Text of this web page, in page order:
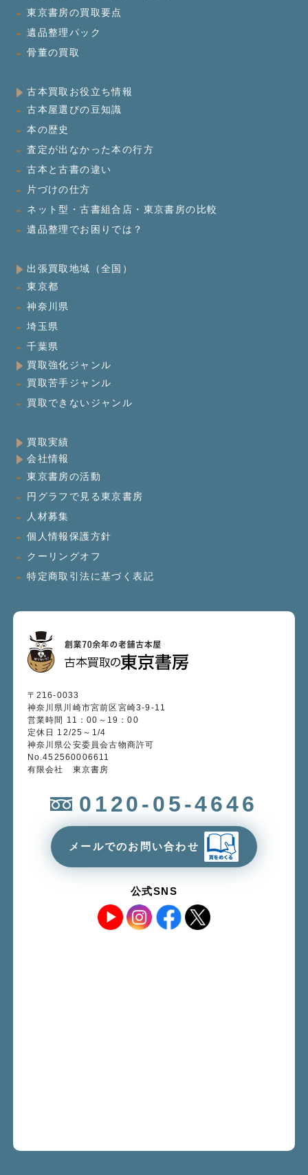
東京書房の買取要点
遺品整理パック
骨董の買取
古本買取お役立ち情報
古本屋選びの豆知識
本の歴史
査定が出なかった本の行方
古本と古書の違い
片づけの仕方
ネット型・古書組合店・東京書房の比較
遺品整理でお困りでは？
出張買取地域（全国）
東京都
神奈川県
埼玉県
千葉県
買取強化ジャンル
買取苦手ジャンル
買取できないジャンル
買取実績
会社情報
東京書房の活動
円グラフで見る東京書房
人材募集
個人情報保護方針
クーリングオフ
特定商取引法に基づく表記
〒216-0033
神奈川県川崎市宮前区宮崎3-9-11
営業時間 11：00～19：00
定休日 12/25～1/4
神奈川県公安委員会古物商許可
No.452560006611
有限会社 東京書房
0120-05-4646
メールでのお問い合わせ
公式SNS